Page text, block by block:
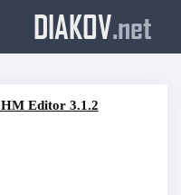
DIAKOV.net
Editor 3.1.2